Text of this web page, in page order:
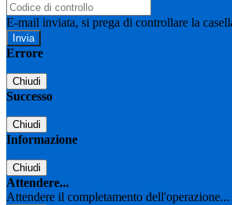
E-mail inviata, si prega di controllare la
Errore
Chiudi
Successo
Chiudi
Informazione
Chiudi
Attendere...
Attendere il completamento dell'operazione...